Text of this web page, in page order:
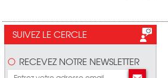
SUIVEZ LE CERCLE
RECEVEZ NOTRE NEWSLETTER